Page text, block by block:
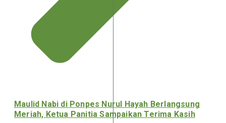
Maulid Nabi di Ponpes Nurul Hayah Berlangsung
Meriah, Ketua Panitia Sampaikan Terima Kasih